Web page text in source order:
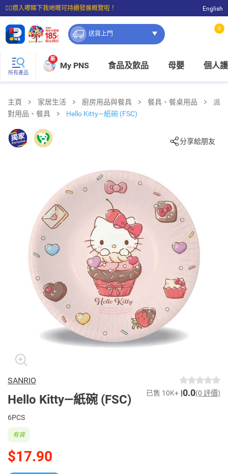
☝🏼㩒入嚟睇下我哋嘅可持續發展概覽啦！
⭐購物滿$399即享免費送貨；滿$100即可免費店取。
English
送貨上門
0
所有產品
新
My PNS 食品及飲品 母嬰 個人
主頁 家居生活 廚房用品與餐具 餐具、餐桌用品
派
對用品、餐具
Hello Kitty—紙碗 (FSC)
分享給朋友
SANRIO
Hello Kitty—紙碗 (FSC) 已售 10K+ 0.0(0 評價)
6PCS
$17.90
有貨